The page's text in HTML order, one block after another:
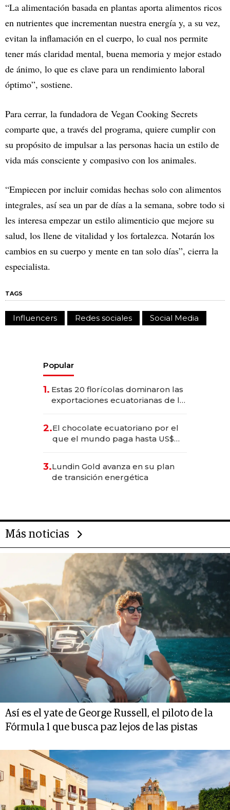
“La alimentación basada en plantas aporta alimentos ricos
en nutrientes que incrementan nuestra energía y, a su vez,
evitan la inflamación en el cuerpo, lo cual nos permite
tener más claridad mental, buena memoria y mejor estado
de ánimo, lo que es clave para un rendimiento laboral
óptimo”, sostiene.
Para cerrar, la fundadora de Vegan Cooking Secrets
comparte que, a través del programa, quiere cumplir con
su propósito de impulsar a las personas hacia un estilo de
vida más consciente y compasivo con los animales.
“Empiecen por incluir comidas hechas solo con alimentos
integrales, así sea un par de días a la semana, sobre todo si
les interesa empezar un estilo alimenticio que mejore su
salud, los llene de vitalidad y los fortalezca. Notarán los
cambios en su cuerpo y mente en tan solo días”, cierra la
especialista.
TAGS
Influencers Redes sociales Social Media
Popular
1. Estas 20 florícolas dominaron las
exportaciones ecuatorianas de la
2.El chocolate ecuatoriano por el
que el mundo paga hasta US$
3.Lundin Gold avanza en su plan
de transición energética
Más noticias
Así es el yate de George Russell, el piloto de la
Fórmula 1 que busca paz lejos de las pistas